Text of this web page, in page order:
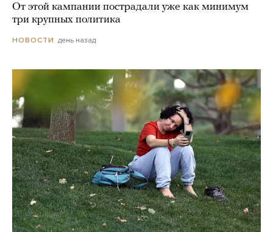
От этой кампании пострадали уже как минимум
три крупных политика
НОВОСТИ день назад